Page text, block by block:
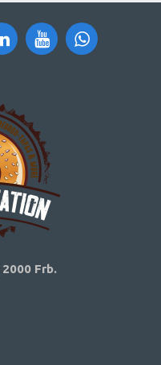
2000 Frb.